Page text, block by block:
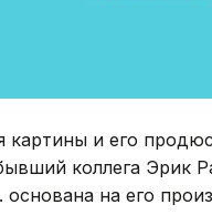
картины и его
коллега Эрик
основана на его